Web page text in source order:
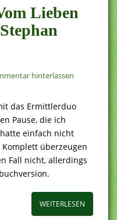
Lieben
hinterlassen
das Ermittlerduo
Pause, die ich
einfach nicht
überzeugen
Fall nicht, allerdings
WEITERLESEN